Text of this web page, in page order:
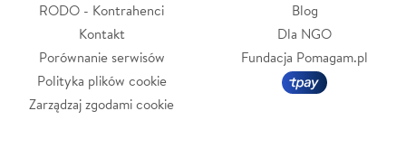
RODO - Kontrahenci
Kontakt
Porównanie serwisów
Polityka plików cookie
Zarządzaj zgodami cookie
Blog
Dla NGO
Fundacja Pomagam.pl